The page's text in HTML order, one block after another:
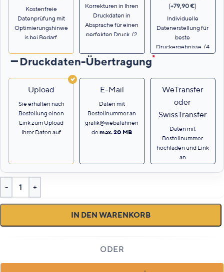
Kostenfreie
Datenprüfung mit
Optimierungshinwe
is bei Bedarf.
Korrekturen in Ihren
Druckdaten in
Absprache für einen
perfekten Druck. (2
(+79,90€)
Individuelle
Datenerstellung für
beste
Druckergebnisse. (4
AE)
Druckdaten-Übertragung*
Upload
Sie erhalten nach
Bestellung einen
Link zum Upload
Ihrer Daten auf
E-Mail
Daten mit
Bestellnummer an
grafik@webafahnen
.demax. 20 MB
WeTransfer
oder
SwissTransfer
Daten mit
Bestellnummer
hochladen und Link
an
grafik@webafahnen
IN DEN WARENKORB